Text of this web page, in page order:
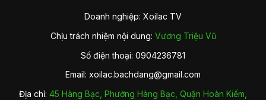
Doanh nghiệp: Xoilac TV
Chịu trách nhiệm nội dung: Vương Triệu Vũ
Số điện thoại: 0904236781
Email: xoilac.bachdang@gmail.com
Địa chỉ: 45 Hàng Bạc, Phường Hàng Bạc, Quận Hoàn Kiếm,